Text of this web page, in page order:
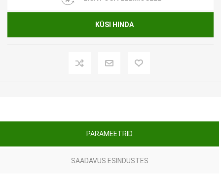
KÜSI HINDA
PARAMEETRID
SAADAVUS ESINDUSTES